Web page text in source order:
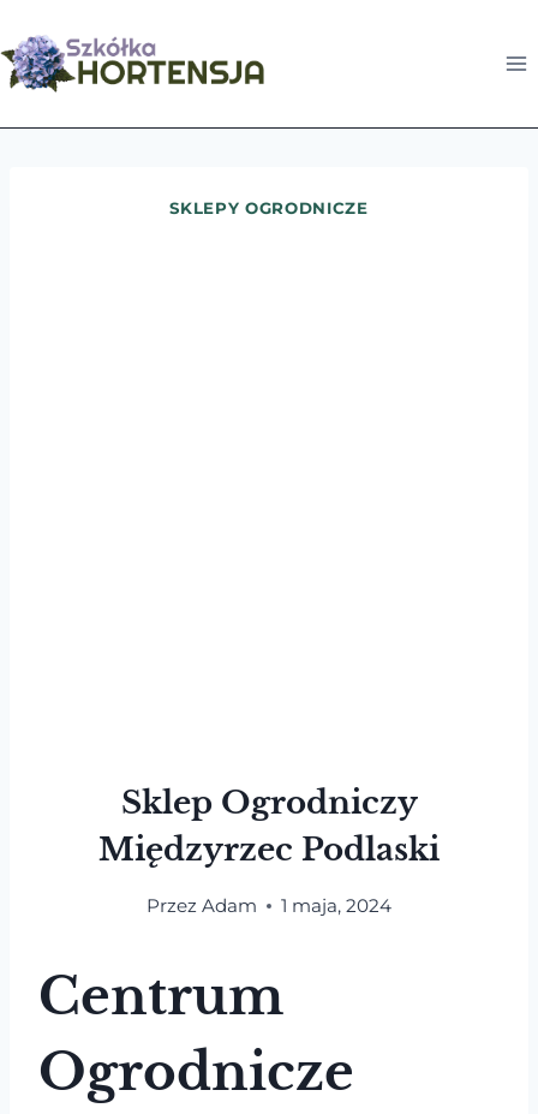
do
treści
SKLEPY OGRODNICZE
Sklep Ogrodniczy
Międzyrzec Podlaski
Przez Adam 1 maja, 2024
Centrum
Ogrodnicze